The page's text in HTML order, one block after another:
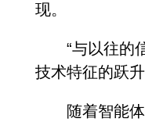
现。
“与以往的信
技术特征的跃
随着智能体